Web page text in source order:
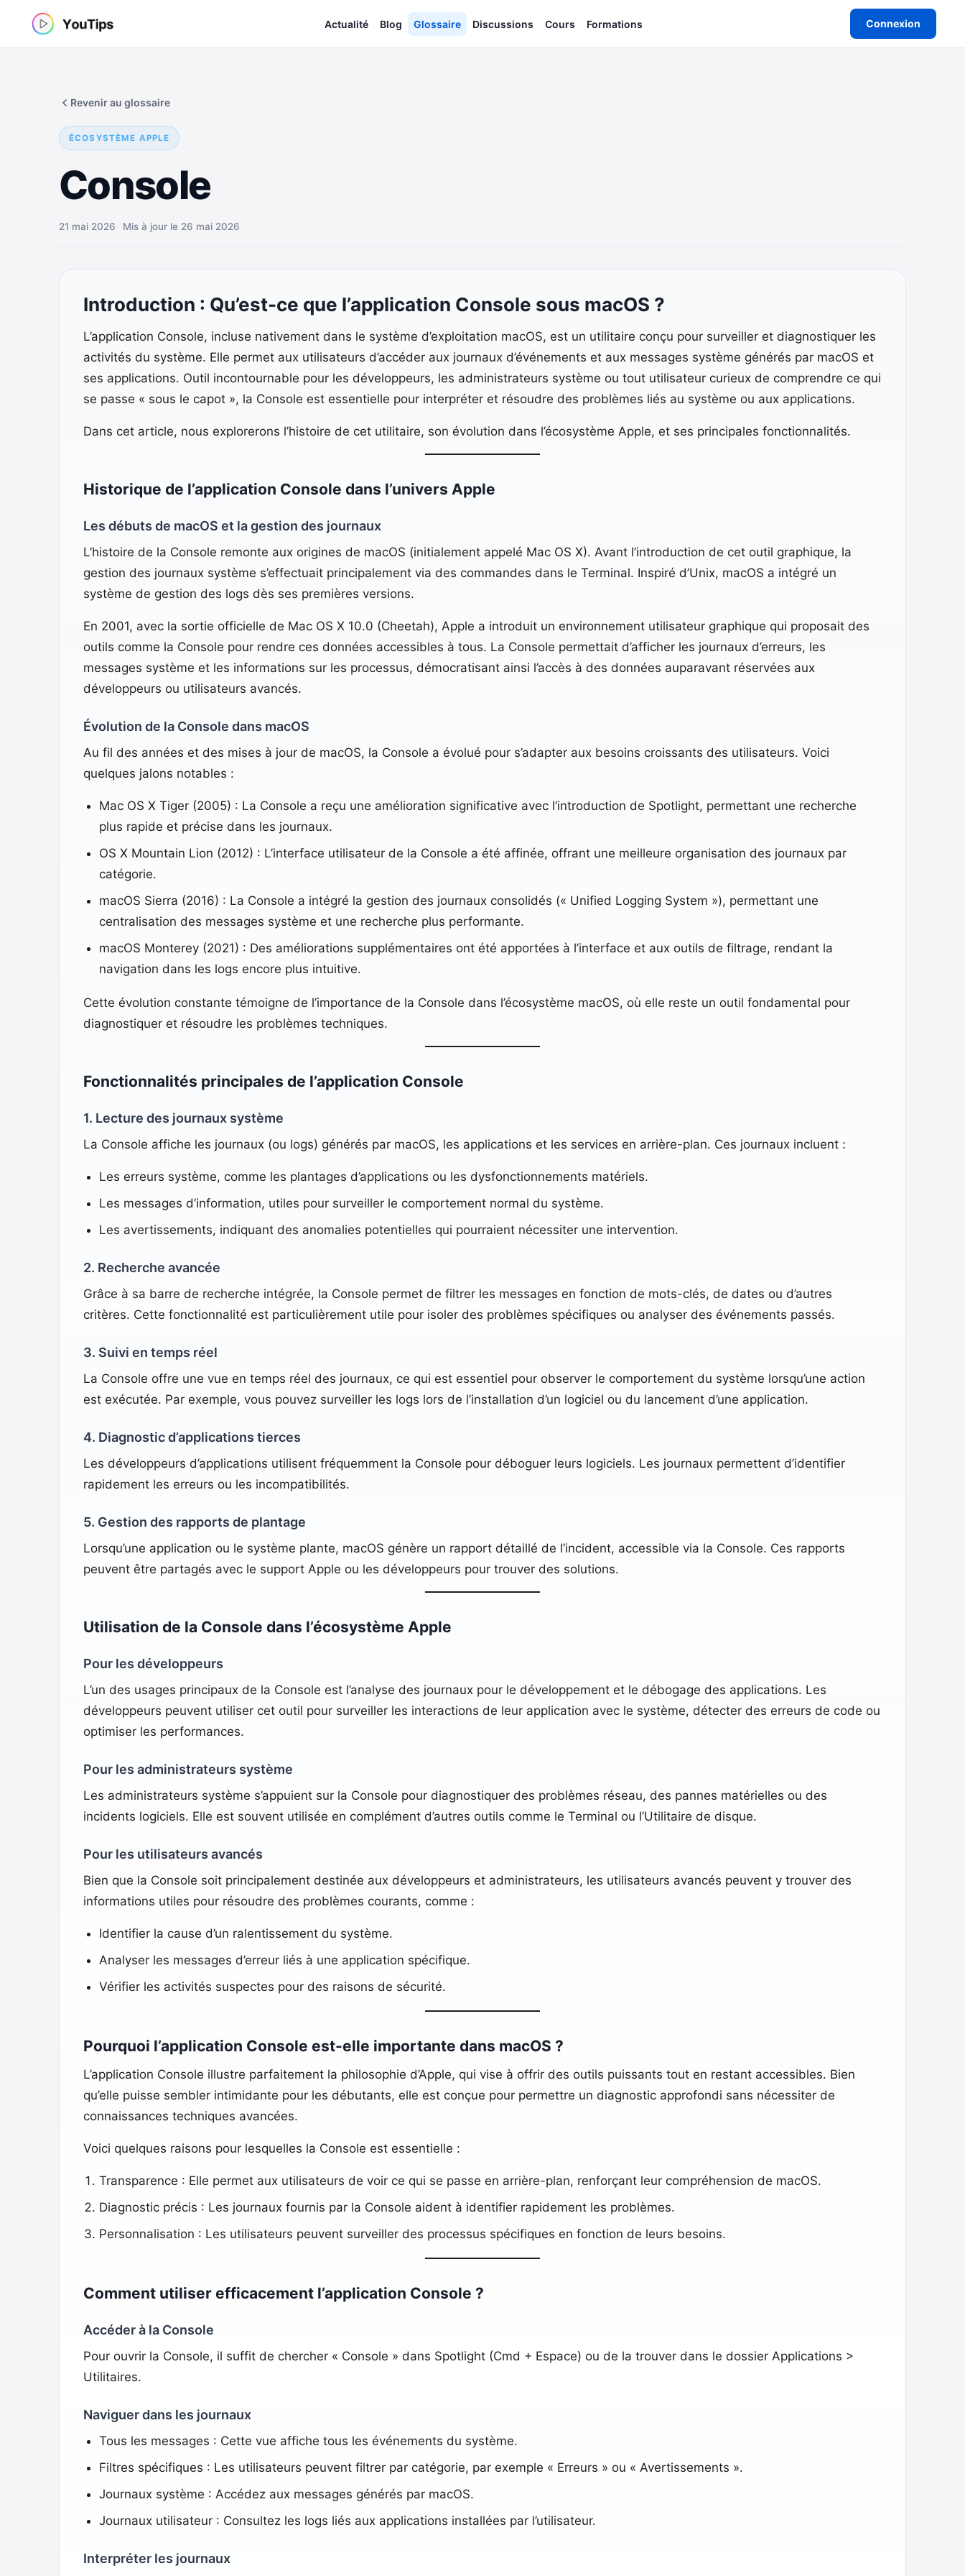
Actualité Blog Glossaire Discussions Cours Formations Connexion
ÉCOSYSTÈME APPLE
Console
Revenir au glossaire
21 mai 2026 Mis à jour le 26 mai 2026
Introduction : Qu’est-ce que l’application Console sous macOS ?
L’application Console, incluse nativement dans le système d’exploitation macOS, est un utilitaire conçu pour surveiller et diagnostiquer les
activités du système. Elle permet aux utilisateurs d’accéder aux journaux d’événements et aux messages système générés par macOS et
ses applications. Outil incontournable pour les développeurs, les administrateurs système ou tout utilisateur curieux de comprendre ce qui
se passe « sous le capot », la Console est essentielle pour interpréter et résoudre des problèmes liés au système ou aux applications.
Dans cet article, nous explorerons l’histoire de cet utilitaire, son évolution dans l’écosystème Apple, et ses principales fonctionnalités.
Historique de l’application Console dans l’univers Apple
Les débuts de macOS et la gestion des journaux
L’histoire de la Console remonte aux origines de macOS (initialement appelé Mac OS X). Avant l’introduction de cet outil graphique, la
gestion des journaux système s’effectuait principalement via des commandes dans le Terminal. Inspiré d’Unix, macOS a intégré un
système de gestion des logs dès ses premières versions.
En 2001, avec la sortie officielle de Mac OS X 10.0 (Cheetah), Apple a introduit un environnement utilisateur graphique qui proposait des
outils comme la Console pour rendre ces données accessibles à tous. La Console permettait d’afficher les journaux d’erreurs, les
messages système et les informations sur les processus, démocratisant ainsi l’accès à des données auparavant réservées aux
développeurs ou utilisateurs avancés.
Évolution de la Console dans macOS
Au fil des années et des mises à jour de macOS, la Console a évolué pour s’adapter aux besoins croissants des utilisateurs. Voici
quelques jalons notables :
Mac OS X Tiger (2005) : La Console a reçu une amélioration significative avec l’introduction de Spotlight, permettant une recherche
plus rapide et précise dans les journaux.
OS X Mountain Lion (2012) : L’interface utilisateur de la Console a été affinée, offrant une meilleure organisation des journaux par
catégorie.
macOS Sierra (2016) : La Console a intégré la gestion des journaux consolidés (« Unified Logging System »), permettant une
centralisation des messages système et une recherche plus performante.
macOS Monterey (2021) : Des améliorations supplémentaires ont été apportées à l’interface et aux outils de filtrage, rendant la
navigation dans les logs encore plus intuitive.
Cette évolution constante témoigne de l’importance de la Console dans l’écosystème macOS, où elle reste un outil fondamental pour
diagnostiquer et résoudre les problèmes techniques.
Fonctionnalités principales de l’application Console
1. Lecture des journaux système
La Console affiche les journaux (ou logs) générés par macOS, les applications et les services en arrière-plan. Ces journaux incluent :
Les erreurs système, comme les plantages d’applications ou les dysfonctionnements matériels.
Les messages d’information, utiles pour surveiller le comportement normal du système.
Les avertissements, indiquant des anomalies potentielles qui pourraient nécessiter une intervention.
2. Recherche avancée
Grâce à sa barre de recherche intégrée, la Console permet de filtrer les messages en fonction de mots-clés, de dates ou d’autres
critères. Cette fonctionnalité est particulièrement utile pour isoler des problèmes spécifiques ou analyser des événements passés.
3. Suivi en temps réel
La Console offre une vue en temps réel des journaux, ce qui est essentiel pour observer le comportement du système lorsqu’une action
est exécutée. Par exemple, vous pouvez surveiller les logs lors de l’installation d’un logiciel ou du lancement d’une application.
4. Diagnostic d’applications tierces
Les développeurs d’applications utilisent fréquemment la Console pour déboguer leurs logiciels. Les journaux permettent d’identifier
rapidement les erreurs ou les incompatibilités.
5. Gestion des rapports de plantage
Lorsqu’une application ou le système plante, macOS génère un rapport détaillé de l’incident, accessible via la Console. Ces rapports
peuvent être partagés avec le support Apple ou les développeurs pour trouver des solutions.
Utilisation de la Console dans l’écosystème Apple
Pour les développeurs
L’un des usages principaux de la Console est l’analyse des journaux pour le développement et le débogage des applications. Les
développeurs peuvent utiliser cet outil pour surveiller les interactions de leur application avec le système, détecter des erreurs de code ou
optimiser les performances.
Pour les administrateurs système
Les administrateurs système s’appuient sur la Console pour diagnostiquer des problèmes réseau, des pannes matérielles ou des
incidents logiciels. Elle est souvent utilisée en complément d’autres outils comme le Terminal ou l’Utilitaire de disque.
Pour les utilisateurs avancés
Bien que la Console soit principalement destinée aux développeurs et administrateurs, les utilisateurs avancés peuvent y trouver des
informations utiles pour résoudre des problèmes courants, comme :
Identifier la cause d’un ralentissement du système.
Analyser les messages d’erreur liés à une application spécifique.
Vérifier les activités suspectes pour des raisons de sécurité.
Pourquoi l’application Console est-elle importante dans macOS ?
L’application Console illustre parfaitement la philosophie d’Apple, qui vise à offrir des outils puissants tout en restant accessibles. Bien
qu’elle puisse sembler intimidante pour les débutants, elle est conçue pour permettre un diagnostic approfondi sans nécessiter de
connaissances techniques avancées.
Voici quelques raisons pour lesquelles la Console est essentielle :
Transparence : Elle permet aux utilisateurs de voir ce qui se passe en arrière-plan, renforçant leur compréhension de macOS.
Diagnostic précis : Les journaux fournis par la Console aident à identifier rapidement les problèmes.
Personnalisation : Les utilisateurs peuvent surveiller des processus spécifiques en fonction de leurs besoins.
Comment utiliser efficacement l’application Console ?
Accéder à la Console
Pour ouvrir la Console, il suffit de chercher « Console » dans Spotlight (Cmd + Espace) ou de la trouver dans le dossier Applications >
Utilitaires.
Naviguer dans les journaux
Tous les messages : Cette vue affiche tous les événements du système.
Filtres spécifiques : Les utilisateurs peuvent filtrer par catégorie, par exemple « Erreurs » ou « Avertissements ».
Journaux système : Accédez aux messages générés par macOS.
Journaux utilisateur : Consultez les logs liés aux applications installées par l’utilisateur.
Interpréter les journaux